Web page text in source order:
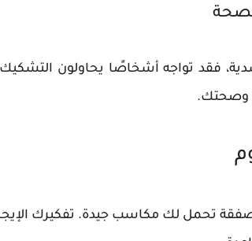
فقد تواجه أشخاصًا يحاولون
وصحتك.
تحمل لك مكاسب جيدة. تفكيرك